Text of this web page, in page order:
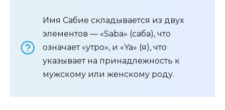
Имя Сабие складывается из двух
элементов — «Saba» (саба), что
означает «утро», и «Ya» (я), что
указывает на принадлежность к
мужскому или женскому роду.